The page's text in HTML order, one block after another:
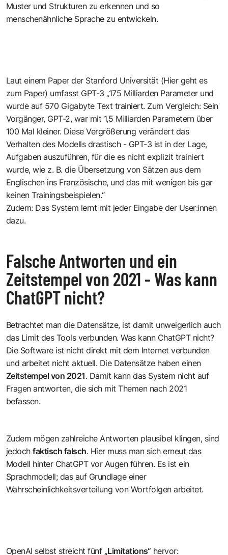
Muster und Strukturen zu erkennen und so
menschenähnliche Sprache zu entwickeln.
Laut einem Paper der Stanford Universität (Hier geht es
zum Paper) umfasst GPT-3 „175 Milliarden Parameter und
wurde auf 570 Gigabyte Text trainiert. Zum Vergleich: Sein
Vorgänger, GPT-2, war mit 1,5 Milliarden Parametern über
100 Mal kleiner. Diese Vergrößerung verändert das
Verhalten des Modells drastisch - GPT-3 ist in der Lage,
Aufgaben auszuführen, für die es nicht explizit trainiert
wurde, wie z. B. die Übersetzung von Sätzen aus dem
Englischen ins Französische, und das mit wenigen bis gar
keinen Trainingsbeispielen.“
Zudem: Das System lernt mit jeder Eingabe der User:innen
dazu.
Falsche Antworten und ein
Zeitstempel von 2021 - Was kann
ChatGPT nicht?
Betrachtet man die Datensätze, ist damit unweigerlich auch
das Limit des Tools verbunden. Was kann ChatGPT nicht?
Die Software ist nicht direkt mit dem Internet verbunden
und arbeitet nicht aktuell. Die Datensätze haben einen
Zeitstempel von 2021. Damit kann das System nicht auf
Fragen antworten, die sich mit Themen nach 2021
befassen.
Zudem mögen zahlreiche Antworten plausibel klingen, sind
jedochfaktisch falsch. Hier muss man sich erneut das
Modell hinter ChatGPT vor Augen führen. Es ist ein
Sprachmodell; das auf Grundlage einer
Wahrscheinlichkeitsverteilung von Wortfolgen arbeitet.
OpenAI selbst streicht fünf „Limitations“ hervor: